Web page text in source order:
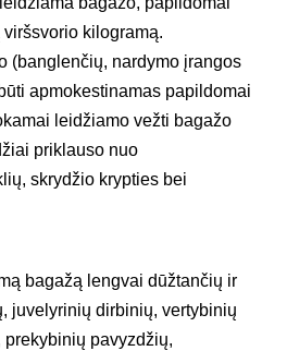
kilogramą.
(banglenčių, nardymo įrangos
apmokestinamas papildomai
leidžiamo vežti bagažo
priklauso nuo
skrydžio krypties bei
bagažą lengvai dūžtančių ir
juvelyrinių dirbinių, vertybinių
pavyzdžių,